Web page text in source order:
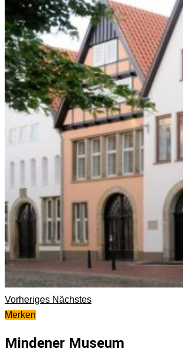
Vorheriges Nächstes
Merken
Mindener Museum